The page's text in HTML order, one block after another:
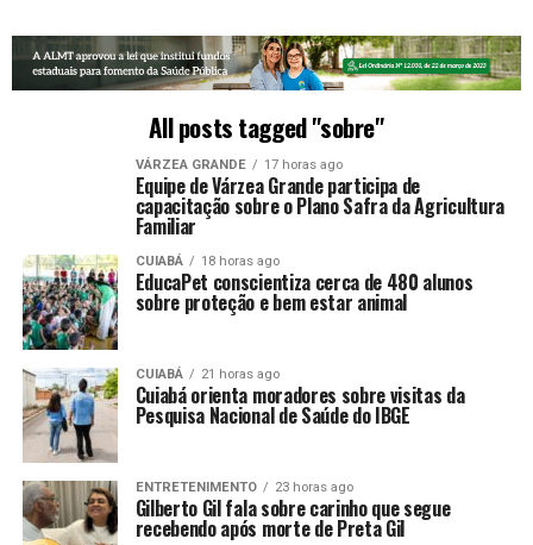
All posts tagged "sobre"
VÁRZEA GRANDE 17 horas ago
Equipe de Várzea Grande participa de
capacitação sobre o Plano Safra da Agricultura
Familiar
CUIABÁ 18 horas ago
EducaPet conscientiza cerca de 480 alunos
sobre proteção e bem estar animal
CUIABÁ 21 horas ago
Cuiabá orienta moradores sobre visitas da
Pesquisa Nacional de Saúde do IBGE
ENTRETENIMENTO 23 horas ago
Gilberto Gil fala sobre carinho que segue
recebendo após morte de Preta Gil